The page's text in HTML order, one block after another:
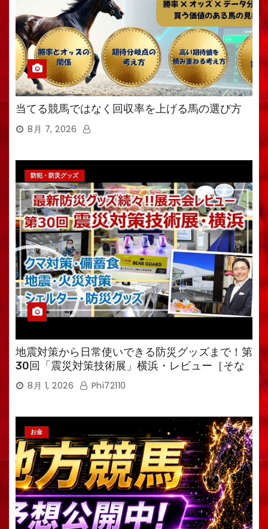
当てる競馬ではなく回収率を上げる馬の選び方
8月 7, 2026
防犯・防災グッズ
地震対策から日常使いできる防災グッズまで！第
30回「震災対策技術展」横浜・レビュー［そな
えるTV・高荷智也］
8月 1, 2026 Phi72110
お金